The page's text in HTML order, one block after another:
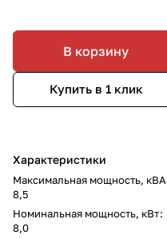
В корзину
Купить в 1 клик
Характеристики
Максимальная мощность, кВА
8,5
Номинальная мощность, кВт:
8,0